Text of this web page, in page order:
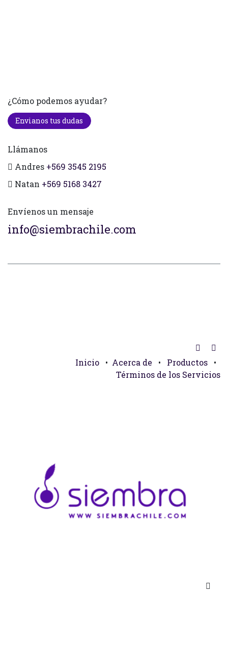
¿Cómo podemos ayudar?
Envianos tus dudas
Llámanos
Andres +569 3545 2195
Natan +569 5168 3427
Envíenos un mensaje
info@siembrachile.com
Inicio • Acerca de • Productos
•
Términos de los Servicios